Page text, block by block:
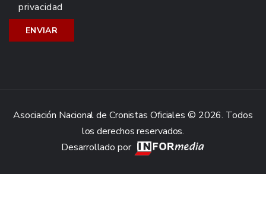
privacidad
Asociación Nacional de Cronistas Oficiales © 2026. Todos
los derechos reservados.
Desarrollado por